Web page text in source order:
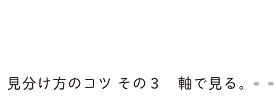
見分け方のコツ その３ 軸で見る。